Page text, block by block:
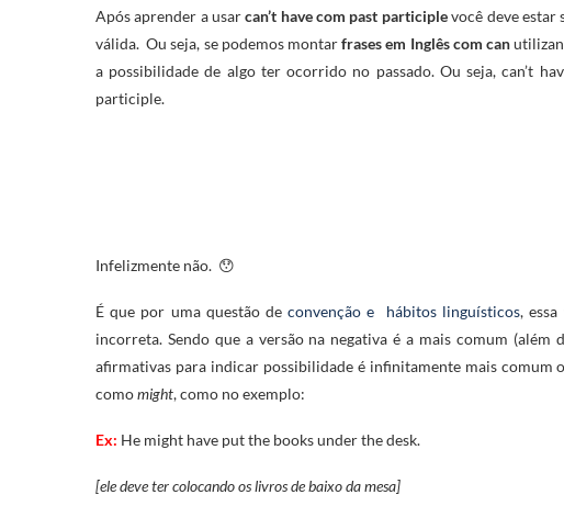
Após aprender a usarcan’t have com past participlevocê deve estar
válida. Ou seja, se podemos montarfrases em Inglês com can
a possibilidade de algo ter ocorrido no passado. Ou seja, can’t
participle.
Infelizmente não. 😯
É que por uma questão deconvenção e hábitos linguísticos, essa
incorreta. Sendo que a versão na negativa é a mais comum (além
afirmativas para indicar possibilidade é infinitamente mais comum
comomight, como no exemplo:
Ex: He might have put the books under the desk.
[ele deve ter colocando os livros de baixo da mesa]